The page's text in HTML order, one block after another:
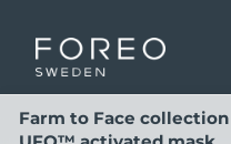
Perakende Satış
Ortakları
Kullanım Şartları
Farm to Face collection